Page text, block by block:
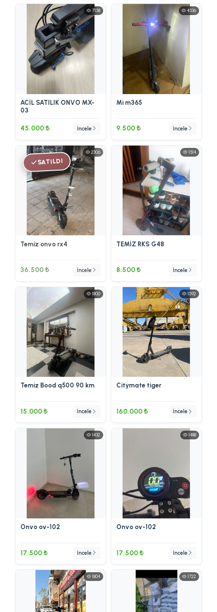
7158
ACİL SATILIK ONVO MX-
03
45.000 ₺ İncele
4536
Mi m365
9.500 ₺ İncele
SATILDI
2306
Temiz onvo rx4
36.500 ₺ İncele
1514
TEMİZ RKS G48
8.500 ₺ İncele
1800
Temiz Bood q500 90 km
15.000 ₺ İncele
1592
Citymate tiger
160.000 ₺ İncele
1432
Onvo ov-102
17.500 ₺ İncele
1488
Onvo ov-102
17.500 ₺ İncele
1804 1722